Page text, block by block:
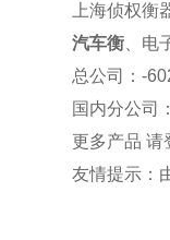
上海侦权
汽车衡 、
总公司
：-
国内分公司
更多产品 请
友情提示：